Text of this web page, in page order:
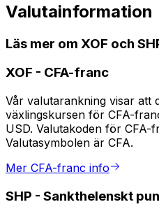
Valutainformation
Läs mer om XOF och
XOF - CFA-franc
Vår valutarankning visar att
växlingskursen för CFA-
USD. Valutakoden för CFA-
Valutasymbolen är CFA.
Mer CFA-franc info
SHP - Sankthelenskt